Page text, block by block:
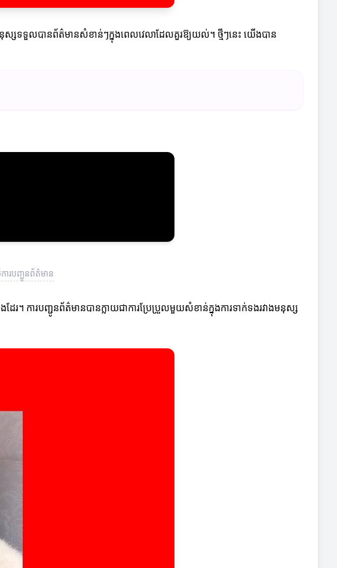
ស្សទទួលបានព័ត៌មានសំខាន់ៗក្នុងពេលវេលាដែលគួរឱ្យយល់។ ថ្មីៗនេះ យើងបាន
របញ្ជូនព័ត៌មាន
រ។ ការបញ្ជូនព័ត៌មានបានក្លាយជាការប្រែប្រួលមួយសំខាន់ក្នុងការទាក់ទងរវាងមនុស្ស